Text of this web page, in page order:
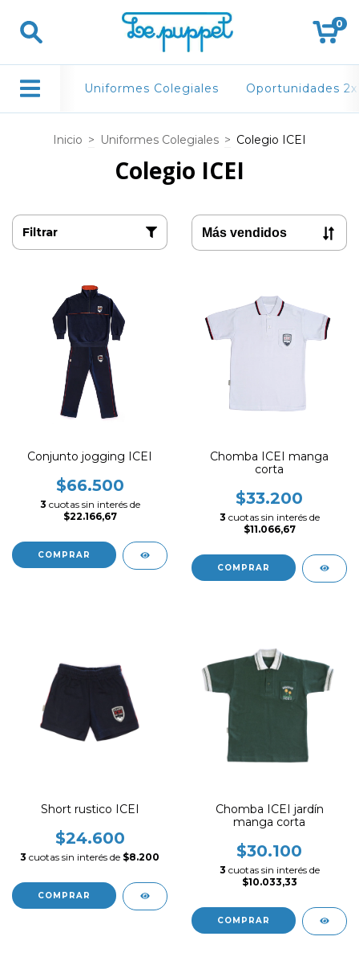
0
Uniformes Colegiales Oportunidades
Inicio > Uniformes Colegiales > Colegio ICEI
Colegio ICEI
Filtrar
Conjunto jogging ICEI
$66.500
3 cuotas sin interés de
$22.166,67
COMPRAR
Chomba ICEI manga
corta
$33.200
3 cuotas sin interés de
$11.066,67
COMPRAR
Short rustico ICEI
$24.600
3 cuotas sin interés de $8.200
COMPRAR
Chomba ICEI jardín
manga corta
$30.100
3 cuotas sin interés de
$10.033,33
COMPRAR